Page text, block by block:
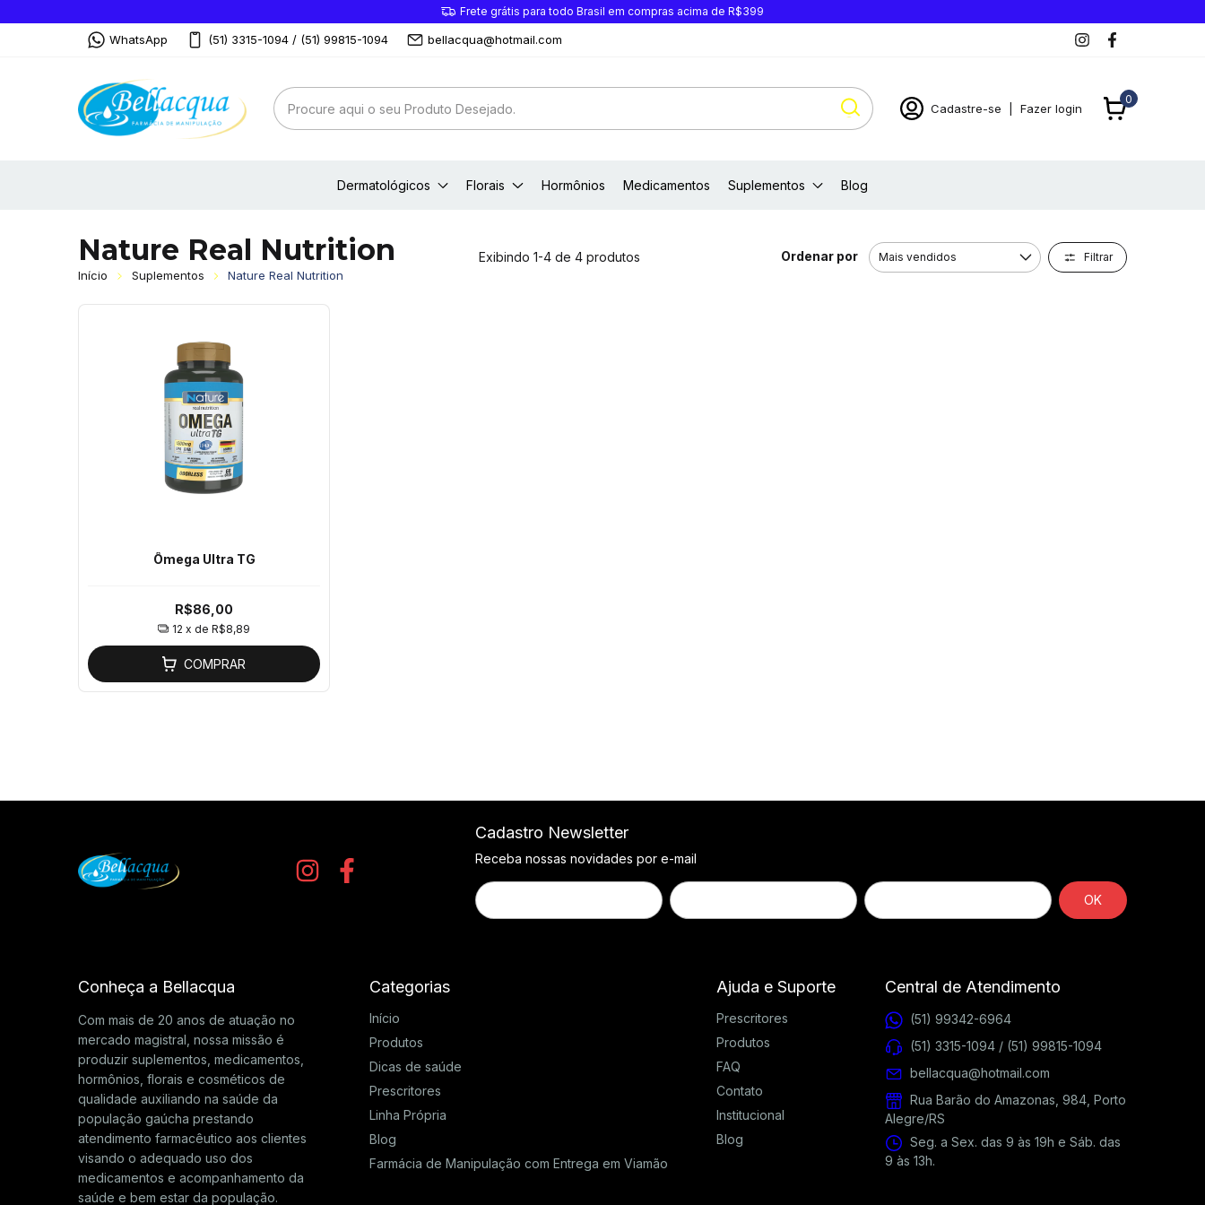
Frete grátis para todo Brasil em compras acima de R$399
WhatsApp (51) 3315-1094 / (51) 99815-1094 bellacqua@hotmail.com
Cadastre-se Fazer login
0
Dermatológicos Florais Hormônios Medicamentos Suplementos Blog
Nature Real Nutrition
Início Suplementos Nature Real Nutrition
Exibindo 1-4 de 4 produtos Ordenar por Filtrar
Ômega Ultra TG
R$86,00
12 x deR$8,89
COMPRAR
Cadastro Newsletter
Receba nossas novidades por e-mail
Conheça a Bellacqua
Com mais de 20 anos de atuação no
mercado magistral, nossa missão é
produzir suplementos, medicamentos,
hormônios, florais e cosméticos de
qualidade auxiliando na saúde da
população gaúcha prestando
atendimento farmacêutico aos clientes
visando o adequado uso dos
medicamentos e acompanhamento da
saúde e bem estar da população.
Categorias
Início
Produtos
Dicas de saúde
Prescritores
Linha Própria
Blog
Farmácia de Manipulação com Entrega em Viamão
Ajuda e Suporte
Prescritores
Produtos
FAQ
Contato
Institucional
Blog
Central de Atendimento
(51) 99342-6964
(51) 3315-1094 / (51) 99815-1094
bellacqua@hotmail.com
Rua Barão do Amazonas, 984, Porto
Alegre/RS
Seg. a Sex. das 9 às 19h e Sáb. das
9 às 13h.